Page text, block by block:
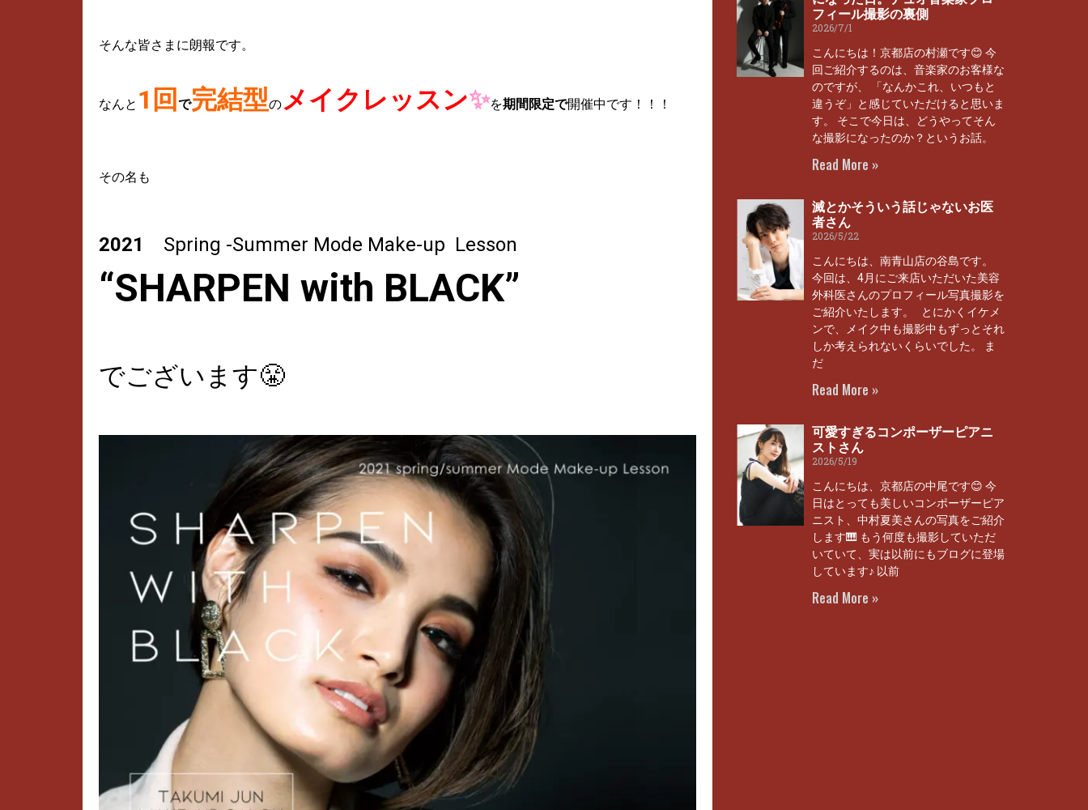
そんな皆さまに朗報です。
なんと 1 回 で完結型のメイクレッスン✨を期間限定で開催中です！！！
その名も
2021 Spring -Summer Mode Make-up Lesson
“SHARPEN with BLACK”
でございます😤
フィール撮影の裏側
2026/7/1
こんにちは！京都店の村瀬です😊 今
回ご紹介するのは、音楽家のお客様な
のですが、 「なんかこれ、いつもと
違うぞ」と感じていただけると思いま
す。 そこで今日は、どうやってそん
な撮影になったのか？というお話。
Read More »
滅とかそういう話じゃないお医
者さん
2026/5/22
こんにちは、南青山店の谷島です。
今回は、4月にご来店いただいた美容
外科医さんのプロフィール写真撮影を
ご紹介いたします。 とにかくイケメ
ンで、メイク中も撮影中もずっとそれ
しか考えられないくらいでした。 ま
だ
Read More »
可愛すぎるコンポーザーピアニ
ストさん
2026/5/19
こんにちは、京都店の中尾です😊 今
日はとっても美しいコンポーザーピア
ニスト、中村夏美さんの写真をご紹介
します🎹 もう何度も撮影していただ
いていて、実は以前にもブログに登場
しています♪ 以前
Read More »